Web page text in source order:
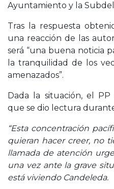
Ayuntamiento y la
Tras la respuesta
una reacción de las
será “una buena noticia
la tranquilidad de los
amenazados”.
Dada la situación, el
que se dio lectura
“Esta concentración
quieran hacer creer, no
llamada de atención
una vez ante la grave
está viviendo Candeleda.